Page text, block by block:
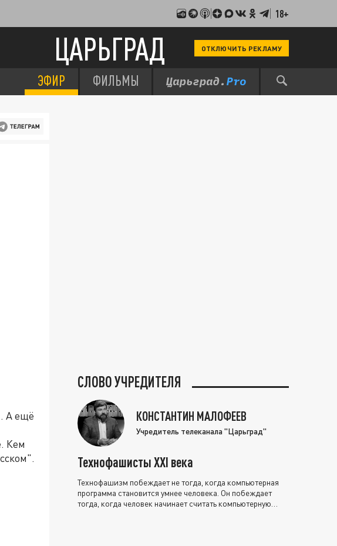
18+
ЦАРЬГРАД ОТКЛЮЧИТЬ РЕКЛАМУ
ЭФИР ФИЛЬМЫ
А ещё
Кем
СЛОВО УЧРЕДИТЕЛЯ
КОНСТАНТИН МАЛОФЕЕВ
Учредитель телеканала "Царьград"
Технофашисты XXI века
Технофашизм побеждает не тогда, когда компьютерная
программа становится умнее человека. Он побеждает
тогда, когда человек начинает считать компьютерную